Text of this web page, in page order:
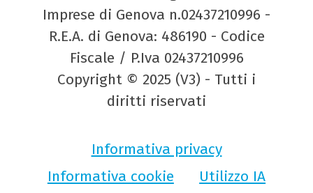
Imprese di Genova n.02437210996 -
R.E.A. di Genova: 486190 - Codice
Fiscale / P.Iva 02437210996
Copyright © 2025 (V3) - Tutti i
diritti riservati
Informativa privacy
Informativa cookie
Utilizzo IA